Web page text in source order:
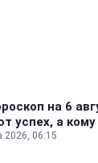
на 6
успех, а
2026, 06:15